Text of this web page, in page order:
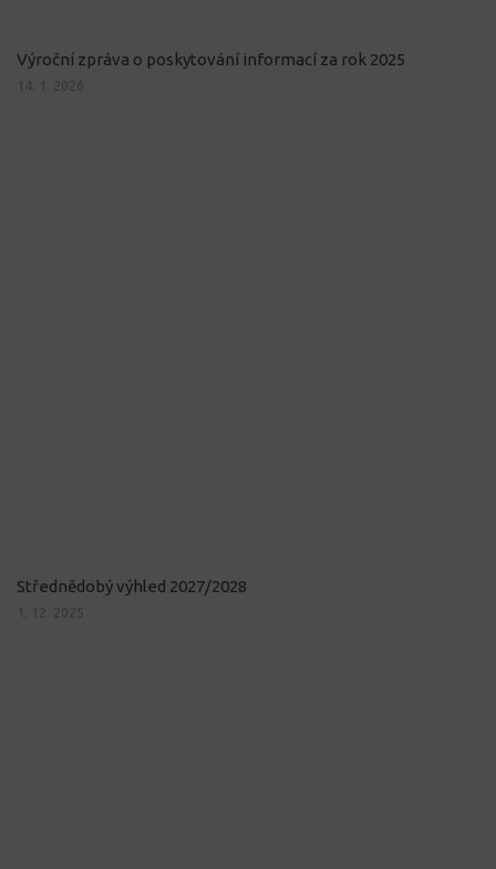
Výroční zpráva o poskytování informací za rok 2025
14. 1. 2026
Střednědobý výhled 2027/2028
1. 12. 2025